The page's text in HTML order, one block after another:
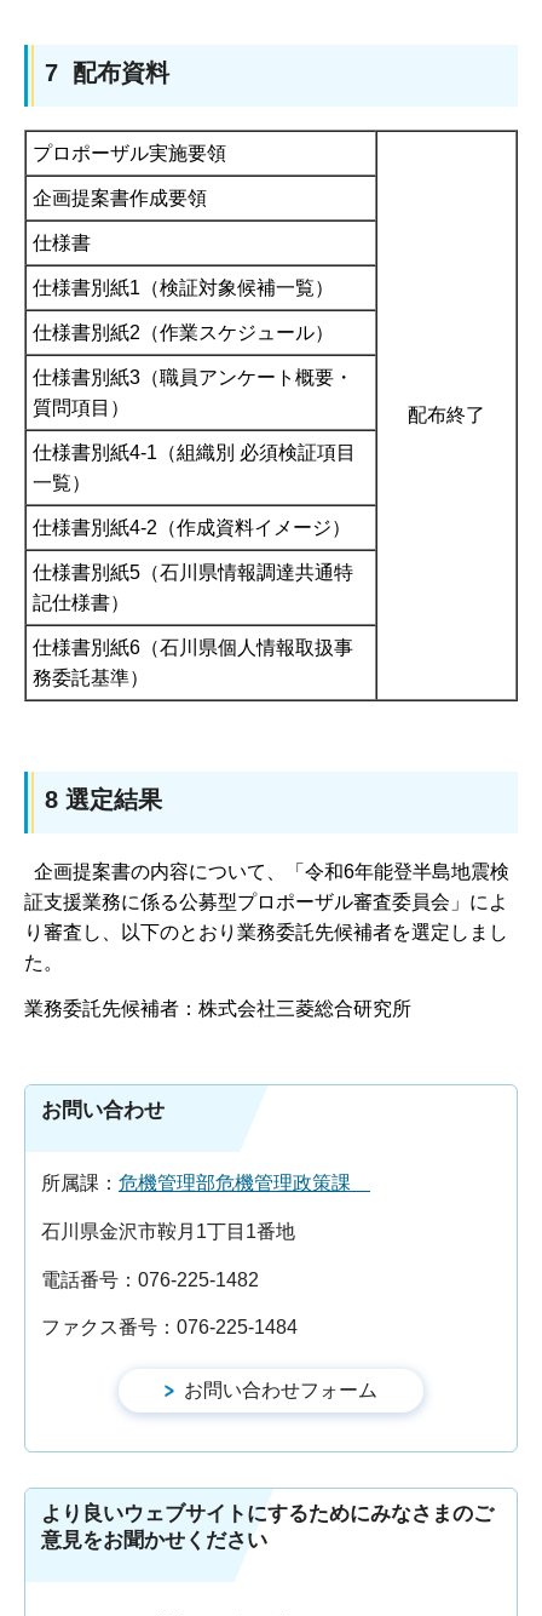
7 配布資料
プロポーザル実施要領
配布終了
企画提案書作成要領
仕様書
仕様書別紙1（検証対象候補一覧）
仕様書別紙2（作業スケジュール）
仕様書別紙3（職員アンケート概要・
質問項目）
仕様書別紙4-1（組織別 必須検証項目
一覧）
仕様書別紙4-2（作成資料イメージ）
仕様書別紙5（石川県情報調達共通特
記仕様書）
仕様書別紙6（石川県個人情報取扱事
務委託基準）
8 選定結果
企画提案書の内容について、「令和6年能登半島地震検
証支援業務に係る公募型プロポーザル審査委員会」によ
り審査し、以下のとおり業務委託先候補者を選定しまし
た。
業務委託先候補者：株式会社三菱総合研究所
お問い合わせ
所属課： 危機管理部危機管理政策課
石川県金沢市鞍月1丁目1番地
電話番号：076-225-1482
ファクス番号：076-225-1484
より良いウェブサイトにするためにみなさまのご
意見をお聞かせください